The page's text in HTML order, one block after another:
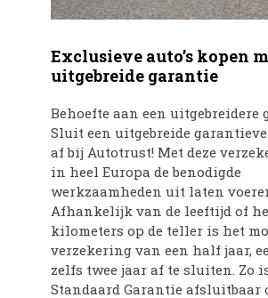
Exclusieve auto’s kopen
uitgebreide garantie
Behoefte aan een uitgebreidere
Sluit een uitgebreide
af bij Autotrust! Met deze
in heel Europa de benodigde
werkzaamheden uit laten
Afhankelijk van de leeftijd of
kilometers op de teller is het
verzekering van een half jaar,
zelfs twee jaar af te sluiten. Zo
Standaard Garantie afsluitbaar